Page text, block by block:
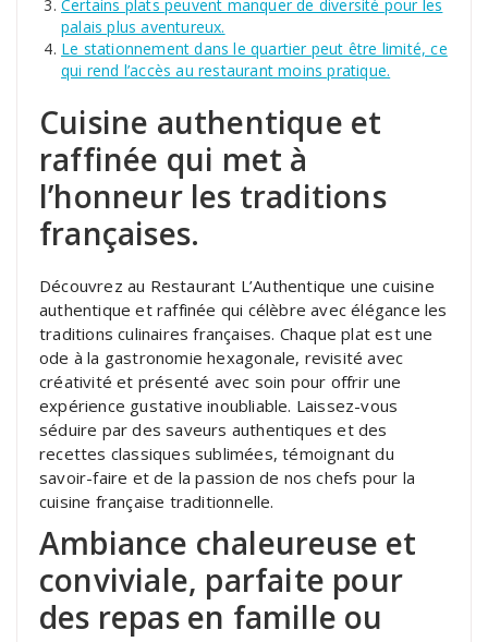
Certains plats peuvent manquer de diversité pour les
palais plus aventureux.
Le stationnement dans le quartier peut être limité, ce
qui rend l’accès au restaurant moins pratique.
Cuisine authentique et
raffinée qui met à
l’honneur les traditions
françaises.
Découvrez au Restaurant L’Authentique une cuisine
authentique et raffinée qui célèbre avec élégance les
traditions culinaires françaises. Chaque plat est une
ode à la gastronomie hexagonale, revisité avec
créativité et présenté avec soin pour offrir une
expérience gustative inoubliable. Laissez-vous
séduire par des saveurs authentiques et des
recettes classiques sublimées, témoignant du
savoir-faire et de la passion de nos chefs pour la
cuisine française traditionnelle.
Ambiance chaleureuse et
conviviale, parfaite pour
des repas en famille ou